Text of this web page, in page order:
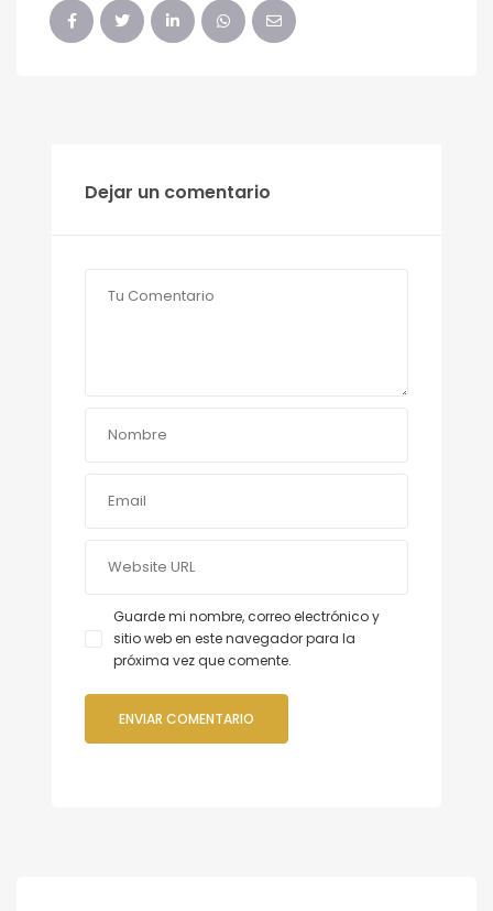
Dejar un comentario
Guarde mi nombre, correo electrónico y
sitio web en este navegador para la
próxima vez que comente.